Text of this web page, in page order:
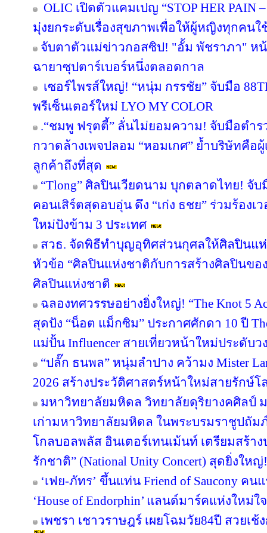
OLIC เปิดตัวแคมเปญ “STOP HER PAIN
มุ่งยกระดับเรื่องสุขภาพเพื่อให้ผู้หญิงทุกคน
จับตาตัวแม่ข่าวกอสซิป! "อั้ม พัชราภา" หน้
ฉายาซุปตาร์เบอร์หนึ่งตลอดกาล
เซอร์ไพรส์ใหญ่! “หนุ่ม กรรชัย” จับมือ
พรีเซ็นเตอร์ใหม่ LYO MY COLOR
.“ชมพู ฟรุตตี้” ลั่นไม่ยอมความ! จับมือตำร
กวาดล้างเพจปลอม “หอมเกศ” ย้ำบริษัทคือ
ลูกค้าถึงที่สุด
“Tlong” ศิลปินเวียดนาม บุกตลาดไทย! จั
คอนเสิร์ตสุดอบอุ่น ดึง “เก่ง ธชย” ร่วมร้องเ
ใหม่ปังข้าม 3 ประเทศ
สวธ. จัดพิธีทำบุญอุทิศส่วนกุศลให้ศิลปินแ
หัวข้อ “ศิลปินแห่งชาติกับการสร้างศิลปินขอ
ศิลปินแห่งชาติ
ฉลองทศวรรษอย่างยิ่งใหญ่! “The Knot 5
สุดปัง “น็อต แม็กซิม” ประกาศศักดา 10 ปี
แม่ปั้น Influencer สายเที่ยวหน้าใหม่ประดับว
“ปลั๊ก ธนพล” หนุ่มลำปาง คว้ามง Mister
2026 สร้างประวัติศาสตร์หน้าใหม่สายรักษ์โ
มหาวิทยาลัยมหิดล วิทยาลัยดุริยางคศิลป์
เก่ามหาวิทยาลัยมหิดล ในพระบรมราชูปถัม
โกลบอลพลัส อินเตอร์เทนเม้นท์ เตรียมสร้า
รักชาติ” (National Unity Concert) สุดยิ่งใ
‘เฟย-ภัทร’ ขึ้นแท่น Friend of Saucony ค
‘House of Endorphin’ แลนด์มาร์คแห่งใหม่
เพชรา เชาวราษฎร์ เผยโฉมวัย84ปี สวยเ